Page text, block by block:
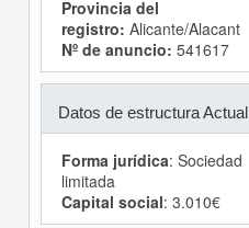
Provincia del
registro: Alicante/Alacant
Nº de anuncio: 541617
Datos de estructura Actual
Forma jurídica: Sociedad
limitada
Capital social: 3.010€